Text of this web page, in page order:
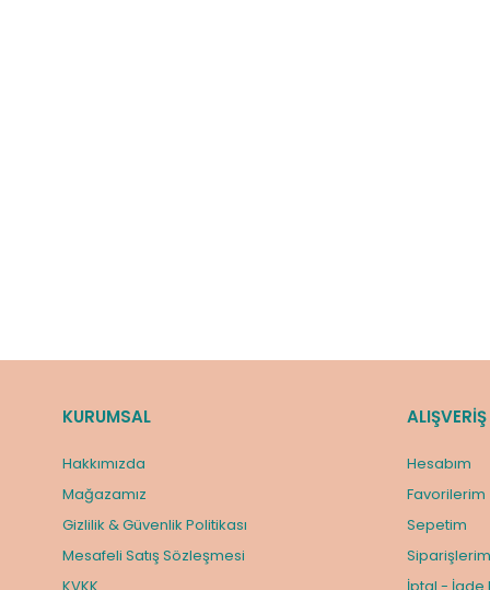
KURUMSAL
Hakkımızda
Mağazamız
Gizlilik & Güvenlik Politikası
Mesafeli Satış Sözleşmesi
ALIŞVERİŞ
Hesabım
Favorilerim
Sepetim
Siparişlerim